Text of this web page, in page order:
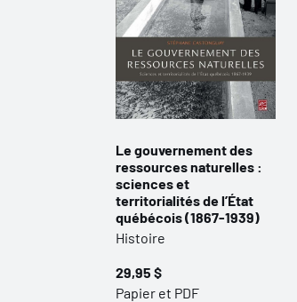
Le gouvernement des
ressources naturelles :
sciences et
territorialités de l’État
québécois (1867-1939)
Histoire
29,95 $
Papier et PDF